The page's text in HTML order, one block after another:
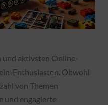
und aktivsten Online-
Enthusiasten. Obwohl
von Themen
und engagierte